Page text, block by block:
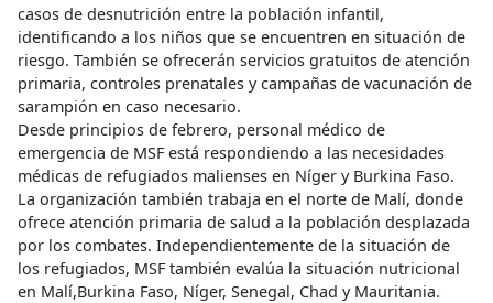
casos de desnutrición entre la población infantil,
identificando a los niños que se encuentren en situación de
riesgo. También se ofrecerán servicios gratuitos de atención
primaria, controles prenatales y campañas de vacunación de
sarampión en caso necesario.
Desde principios de febrero, personal médico de
emergencia de MSF está respondiendo a las necesidades
médicas de refugiados malienses en Níger y Burkina Faso.
La organización también trabaja en el norte de Malí, donde
ofrece atención primaria de salud a la población desplazada
por los combates. Independientemente de la situación de
los refugiados, MSF también evalúa la situación nutricional
en Malí,Burkina Faso, Níger, Senegal, Chad y Mauritania.